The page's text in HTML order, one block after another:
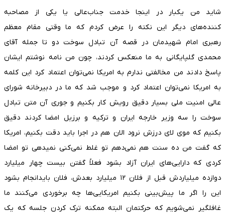
شاید من یکبار در اینجا خدمت جناب‌عالی یا یکی از مصاحبه
کننده‌های دیگر این نکته را عرض کردم که ما وقتی مقام معظم
رهبری امام شهیدمان در قصه آن تبادل سوخت دو تا جمله آقای
محمدی گلپایگانی به ما منعکس کردند، چون من نامه نوشتم ایشان
پاسخ دادند من مخالفتی ندارم به امریکا نمی‌توان اعتماد کرد این کلمه
به امریکا نمی‌توان اعتماد کرد و موجب شد که ما در دبیرخانه شورای
عالی امنیت ملی بسیار دقیق رویش کار بکنیم و جوری آن متن تبادل
سوخت را سه وزیر خارجه ایران و ترکیه و برزیل امضا کردند دقیق
بکنیم که موی لای درزش نرود الان هم در اجرا باید دقت بکنیم، امریکا
که گفت من ده سنت هم نمی‌دهم تو غلط نمی‌کنی نمیدهی تو امضا
کردی که دارایی‌های ایران آزاد بشود فعلاً گفتن بیست چهار میلیارد
دوازده میلیاردش قبل از فلان ۱۲ میلیارد بعدش، فلان بایدانجام بشود
این را اگر ما پیش‌بینی بکنیم امریکایی‌ها چه برخوردی می‌کنند ما
غافلگیر نمی‌شویم که حرکتمان البته ممکنه ترک کردن جلسه که یک